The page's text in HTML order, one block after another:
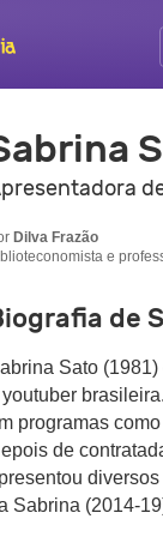
Dilva Frazão
e
de
Sato
programas como
de
Sabrina (2014-